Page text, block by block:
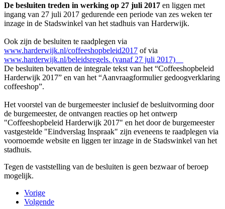
De besluiten treden in werking op 27 juli 2017 en liggen met
ingang van 27 juli 2017 gedurende een periode van zes weken ter
inzage in de Stadswinkel van het stadhuis van Harderwijk.
Ook zijn de besluiten te raadplegen via
www.harderwijk.nl/coffeeshopbeleid2017 of via
www.harderwijk.nl/beleidsregels. (vanaf 27 juli 2017)
De besluiten bevatten de integrale tekst van het “Coffeeshopbeleid
Harderwijk 2017” en van het “Aanvraagformulier gedoogverklaring
coffeeshop”.
Het voorstel van de burgemeester inclusief de besluitvorming door
de burgemeester, de ontvangen reacties op het ontwerp
"Coffeeshopbeleid Harderwijk 2017" en het door de burgemeester
vastgestelde "Eindverslag Inspraak" zijn eveneens te raadplegen via
voornoemde website en liggen ter inzage in de Stadswinkel van het
stadhuis.
Tegen de vaststelling van de besluiten is geen bezwaar of beroep
mogelijk.
Vorige
Volgende